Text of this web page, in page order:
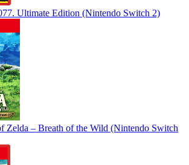
Ultimate Edition (Nintendo Switch 2)
Zelda – Breath of the Wild (Nintendo Switch